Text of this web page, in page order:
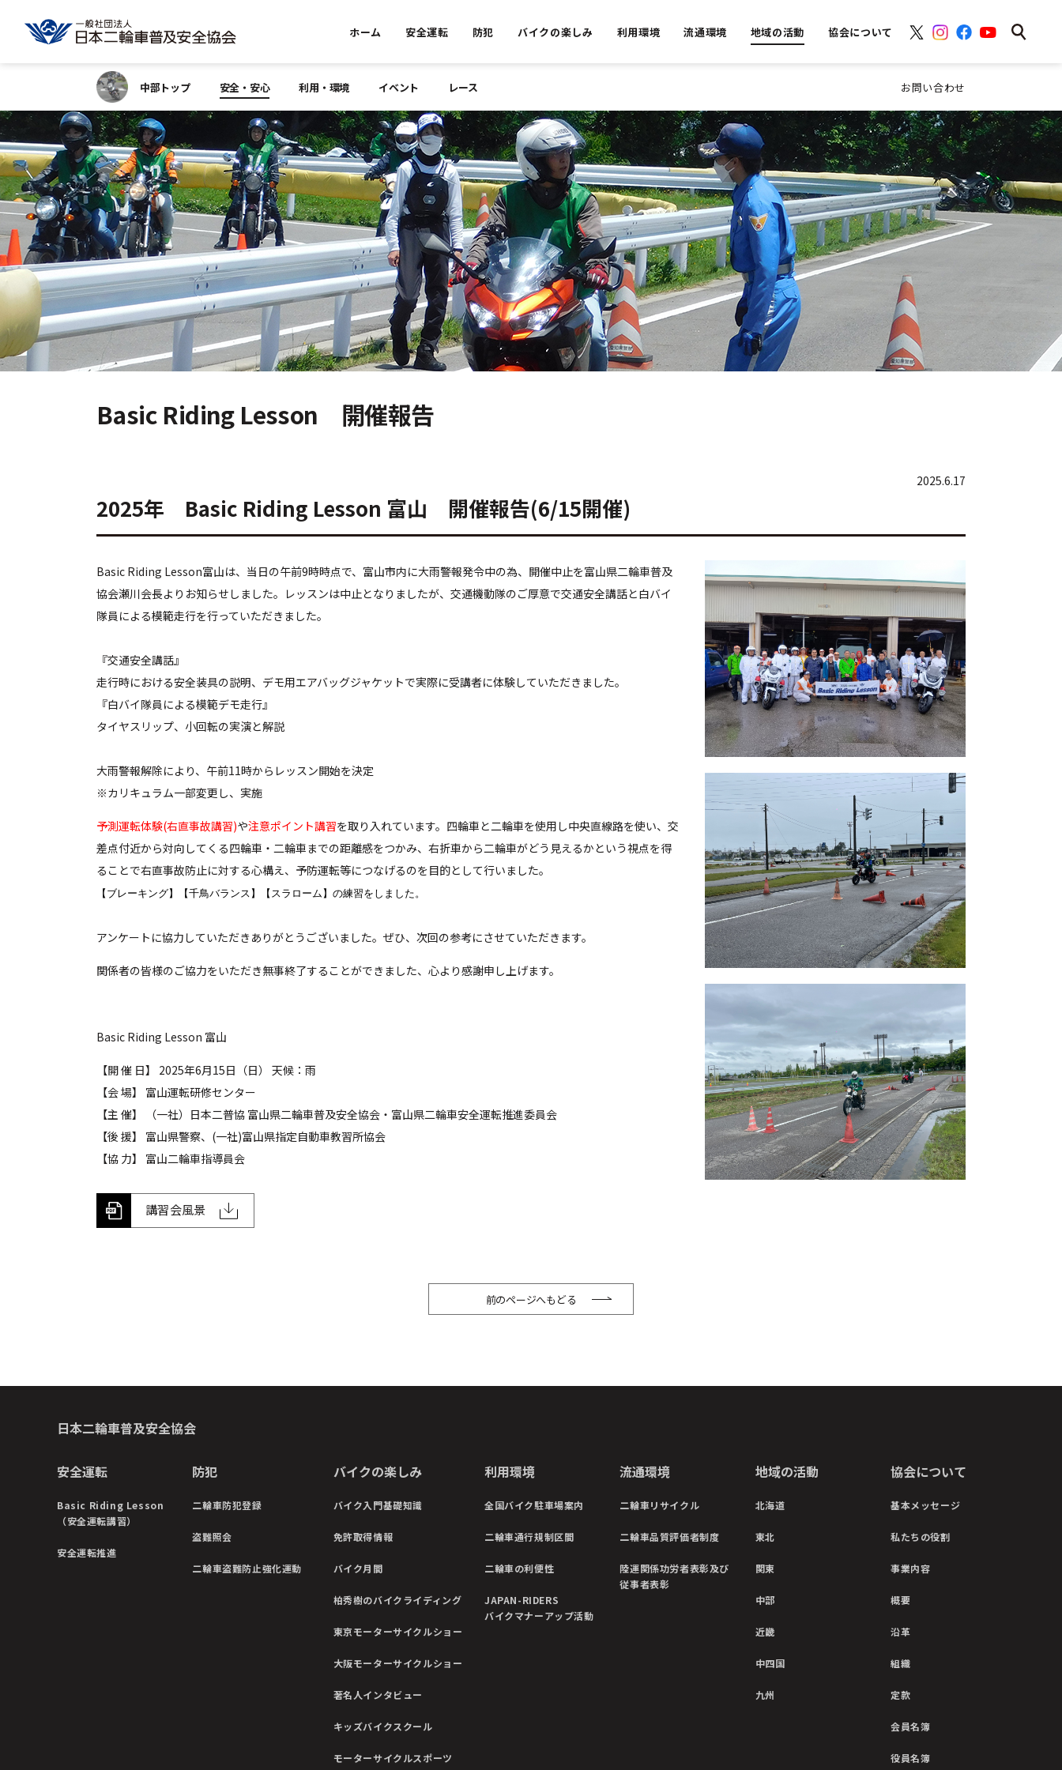
ホーム 安全運転 防犯 バイクの楽しみ 利用環境 流通環境 地域の活動 協会について
中部トップ 安全・安心 利用・環境 イベント レース お問い合わせ
Basic Riding Lesson 開催報告
2025.6.17
2025年 Basic Riding Lesson 富山 開催報告(6/15開催)
Basic Riding Lesson富山は、当日の午前9時時点で、富山市内に大雨警報発令中の為、開催中止を富山県二輪車普及
協会瀬川会長よりお知らせしました。レッスンは中止となりましたが、交通機動隊のご厚意で交通安全講話と白バイ
隊員による模範走行を行っていただきました。
『交通安全講話』
走行時における安全装具の説明、デモ用エアバッグジャケットで実際に受講者に体験していただきました。
『白バイ隊員による模範デモ走行』
タイヤスリップ、小回転の実演と解説
大雨警報解除により、午前11時からレッスン開始を決定
※カリキュラム一部変更し、実施
予測運転体験(右直事故講習)や注意ポイント講習を取り入れています。四輪車と二輪車を使用し中央直線路を使い、交
差点付近から対向してくる四輪車・二輪車までの距離感をつかみ、右折車から二輪車がどう見えるかという視点を得
ることで右直事故防止に対する心構え、予防運転等につなげるのを目的として行いました。
【ブレーキング】【千鳥バランス】【スラローム】の練習をしました。
アンケートに協力していただきありがとうございました。ぜひ、次回の参考にさせていただきます。
関係者の皆様のご協力をいただき無事終了することができました、心より感謝申し上げます。
Basic Riding Lesson 富山
【開 催 日】 2025年6月15日（日） 天候：雨
【会 場】 富山運転研修センター
【主 催】 （一社）日本二普協 富山県二輪車普及安全協会・富山県二輪車安全運転推進委員会
【後 援】 富山県警察、(一社)富山県指定自動車教習所協会
【協 力】 富山二輪車指導員会
講習会風景
前のページへもどる
日本二輪車普及安全協会
安全運転
Basic Riding Lesson
（安全運転講習）
安全運転推進
防犯
二輪車防犯登録
盗難照会
二輪車盗難防止強化運動
バイクの楽しみ
バイク入門基礎知識
免許取得情報
バイク月間
柏秀樹のバイクライディング
東京モーターサイクルショー
大阪モーターサイクルショー
著名人インタビュー
キッズバイクスクール
モーターサイクルスポーツ
利用環境
全国バイク駐車場案内
二輪車通行規制区間
二輪車の利便性
JAPAN-RIDERS
バイクマナーアップ活動
流通環境
二輪車リサイクル
二輪車品質評価者制度
陸運関係功労者表彰及び
従事者表彰
地域の活動
北海道
東北
関東
中部
近畿
中四国
九州
協会について
基本メッセージ
私たちの役割
事業内容
概要
沿革
組織
定款
会員名簿
役員名簿